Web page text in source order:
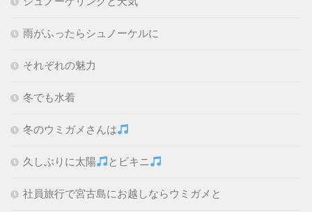
雨がふったらシュノーケルに
それぞれの魅力
冬でも水着
冬のウミガメさんは
久しぶりに太陽 とビキニ
社員旅行で宮古島にお越しならウミガメと